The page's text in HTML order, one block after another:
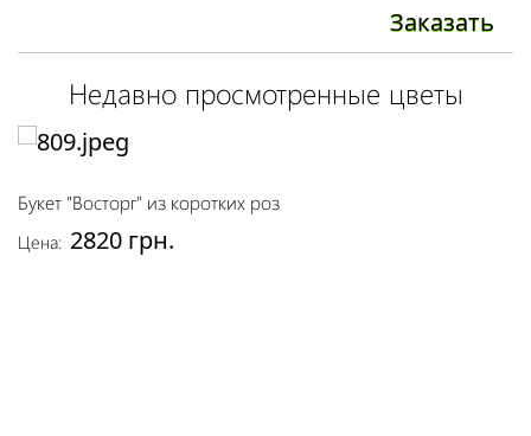
Заказать
Недавно просмотренные цветы
Букет "Восторг" из коротких роз
Цена: 2820 грн.